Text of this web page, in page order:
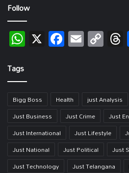
Follow
WhatsApp
X Email
Tags
Bigg Boss Health just Analysis
Just Business
Just Crime
Just
Just International
Just Lifestyle
Just National
Just Political Just
Just Technology
Just Telangana